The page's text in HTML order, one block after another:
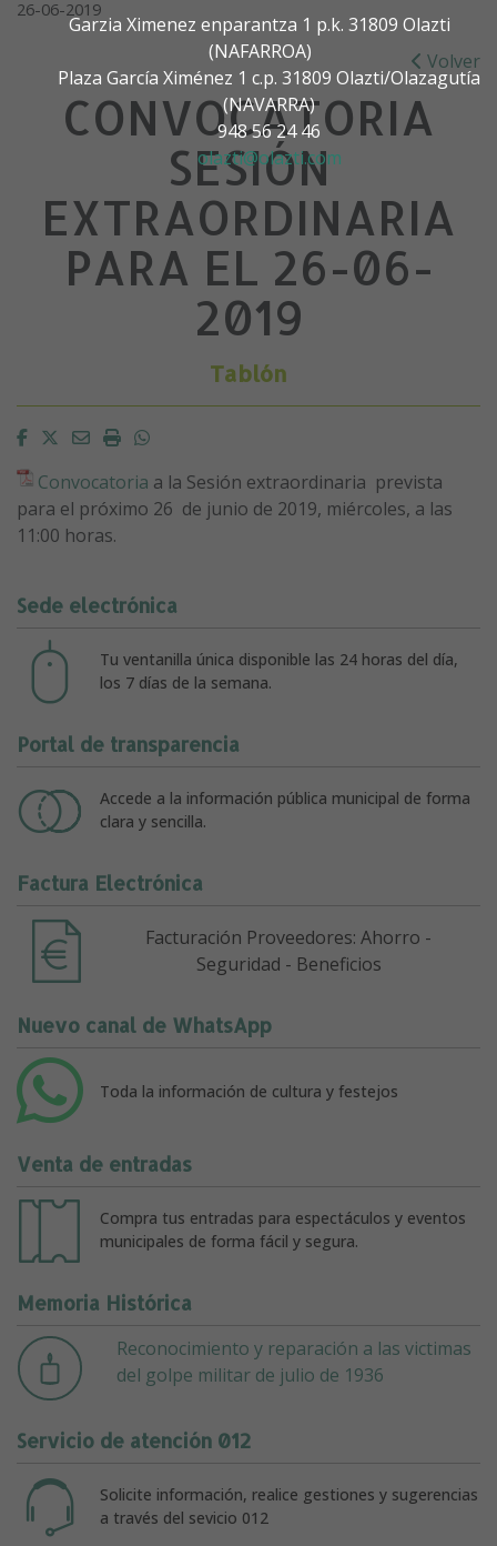
Garzia Ximenez enparantza 1 p.k. 31809 Olazti
(NAFARROA)
Plaza García Ximénez 1 c.p. 31809 Olazti/Olazagutía
(NAVARRA)
948 56 24 46
olazti@olazti.com
26-06-2019
Volver
CONVOCATORIA
SESIÓN
EXTRAORDINARIA
PARA EL 26-06-
2019
Tablón
Facebook
Twitter
EmailImprimirWhatsapp
Convocatoria a la Sesión extraordinaria prevista
para el próximo 26 de junio de 2019, miércoles, a las
11:00 horas.
Sede electrónica
Tu ventanilla única disponible las 24 horas del día,
los 7 días de la semana.
Portal de transparencia
Accede a la información pública municipal de forma
clara y sencilla.
Factura Electrónica
Facturación Proveedores: Ahorro -
Seguridad - Beneficios
Nuevo canal de WhatsApp
Toda la información de cultura y festejos
Venta de entradas
Compra tus entradas para espectáculos y eventos
municipales de forma fácil y segura.
Memoria Histórica
Reconocimiento y reparación a las victimas
del golpe militar de julio de 1936
Servicio de atención 012
Solicite información, realice gestiones y sugerencias
a través del sevicio 012